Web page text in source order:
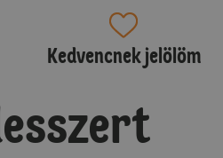
Kedvencnek jelölöm